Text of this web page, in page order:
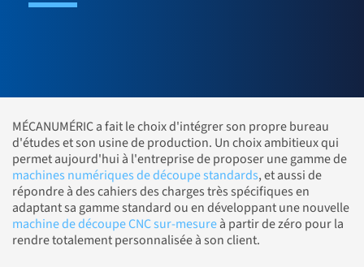
MÉCANUMÉRIC a fait le choix d'intégrer son propre bureau
d'études et son usine de production. Un choix ambitieux qui
permet aujourd'hui à l'entreprise de proposer une gamme de
machines numériques de découpe standards, et aussi de
répondre à des cahiers des charges très spécifiques en
adaptant sa gamme standard ou en développant une nouvelle
machine de découpe CNC sur-mesureà partir de zéro pour la
rendre totalement personnalisée à son client.